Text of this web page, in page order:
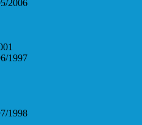
2006
1997
1998